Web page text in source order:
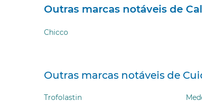
Outras marcas notáveis ​​de
Chicco
Outras marcas notáveis ​​de
Trofolastin